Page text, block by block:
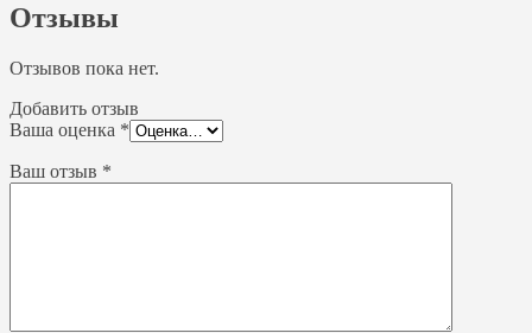
Отзывы
Отзывов пока нет.
Добавить отзыв
Ваша оценка *
Ваш отзыв *